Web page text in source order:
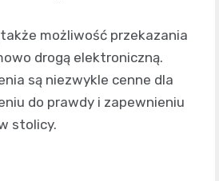
możliwość przekazania
drogą elektroniczną.
są niezwykle cenne dla
do prawdy i zapewnieniu
stolicy.